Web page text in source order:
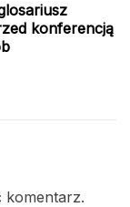
konferencją
komentarz.